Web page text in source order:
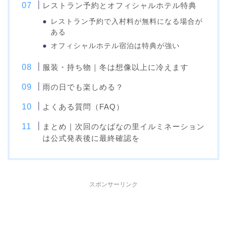
レストラン予約とオフィシャルホテル特典
レストラン予約で入村料が無料になる場合が
ある
オフィシャルホテル宿泊は特典が強い
服装・持ち物｜冬は想像以上に冷えます
雨の日でも楽しめる？
よくある質問（FAQ）
まとめ｜次回のなばなの里イルミネーション
は公式発表後に最終確認を
スポンサーリンク